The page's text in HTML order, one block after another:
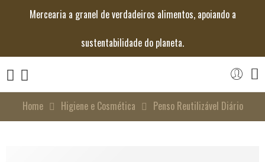
Mercearia a granel de verdadeiros alimentos, apoiando a
sustentabilidade do planeta.
Home Higiene e Cosmética Penso Reutilizável Diário